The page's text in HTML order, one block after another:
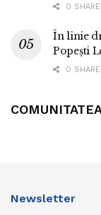
0
În linie
Popești
0
Newsletter